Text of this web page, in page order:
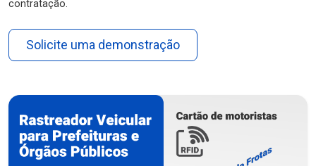
contratação.
Solicite uma demonstração